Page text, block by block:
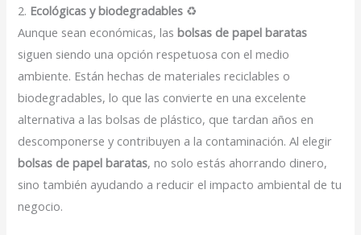
2. Ecológicas y biodegradables ♻️
Aunque sean económicas, lasbolsas de papel baratas
siguen siendo una opción respetuosa con el medio
ambiente. Están hechas de materiales reciclables o
biodegradables, lo que las convierte en una excelente
alternativa a las bolsas de plástico, que tardan años en
descomponerse y contribuyen a la contaminación. Al elegir
bolsas de papel baratas, no solo estás ahorrando dinero,
sino también ayudando a reducir el impacto ambiental de tu
negocio.